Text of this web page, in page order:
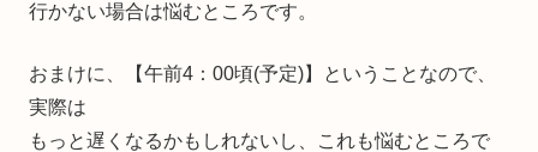
行かない場合は悩むところです。
おまけに、【午前4：00頃(予定)】ということなので、
実際は
もっと遅くなるかもしれないし、これも悩むところで